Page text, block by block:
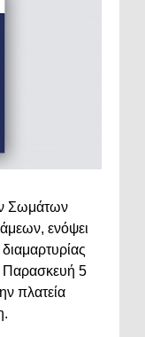
Σωμάτων
ενόψει
Παρασκευή 5
πλατεία